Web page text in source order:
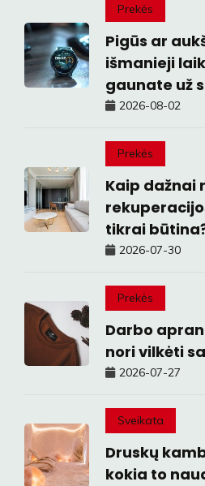
Prekės
Pigūs ar
išmanieji
gaunate už
2026-08-02
Prekės
Kaip dažnai
tikrai
2026-07-30
Prekės
Darbo
nori vilkėti
2026-07-27
Sveikata
Druskų
kokia to